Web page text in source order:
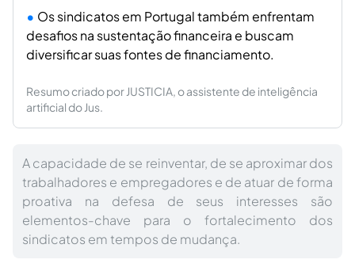
Os sindicatos em Portugal também enfrentam
desafios na sustentação financeira e buscam
diversificar suas fontes de financiamento.
Resumo criado por JUSTICIA, o assistente de inteligência
artificial do Jus.
A capacidade de se reinventar, de se aproximar dos
trabalhadores e empregadores e de atuar de forma
proativa na defesa de seus interesses são
elementos-chave para o fortalecimento dos
sindicatos em tempos de mudança.